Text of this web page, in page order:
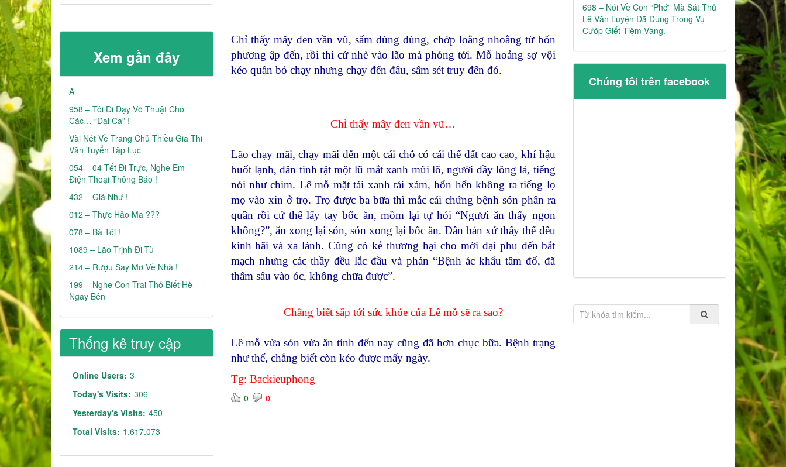
Xem gần đây
A
958 – Tôi Đi Dạy Võ Thuật Cho
Các… “đại Ca” !
Vài Nét Về Trang Chủ Thiều Gia Thi
Văn Tuyển Tập Lục
054 – 04 Tết Đi Trực, Nghe Em
Điện Thoại Thông Báo !
432 – Giá Như !
012 – Thực Hảo Ma ???
078 – Bà Tôi !
1089 – Lão Trịnh Đi Tù
214 – Rượu Say Mơ Về Nhà !
199 – Nghe Con Trai Thở Biết Hè
Ngay Bên
Thống kê truy cập
Online Users: 3
Today's Visits: 306
Yesterday's Visits: 450
Total Visits: 1.617.073
Chỉ thấy mây đen vần vũ, sấm đùng đùng, chớp loằng nhoằng từ bốn
phương ập đến, rồi thì cứ nhè vào lão mà phóng tới. Mỗ hoảng sợ vội
kéo quần bỏ chạy nhưng chạy đến đâu, sấm sét truy đến đó.
Chỉ thấy mây đen vần vũ…
Lão chạy mãi, chạy mãi đến một cái chỗ có cái thế đất cao cao, khí hậu
buốt lạnh, dân tình rặt một lũ mắt xanh mũi lõ, người đầy lông lá, tiếng
nói như chim. Lê mỗ mặt tái xanh tái xám, hổn hển không ra tiếng lọ
mọ vào xin ở trọ. Trọ được ba bữa thì mắc cái chứng bệnh són phân ra
quần rồi cứ thế lấy tay bốc ăn, mồm lại tự hỏi “Ngươi ăn thấy ngon
không?”, ăn xong lại són, són xong lại bốc ăn. Dân bản xứ thấy thế đều
kinh hãi và xa lánh. Cũng có kẻ thương hại cho mời đại phu đến bắt
mạch nhưng các thầy đều lắc đầu và phán “Bệnh ác khẩu tâm đố, đã
thấm sâu vào óc, không chữa được”.
Chẳng biết sắp tới sức khỏe của Lê mỗ sẽ ra sao?
Lê mỗ vừa són vừa ăn tính đến nay cũng đã hơn chục bữa. Bệnh trạng
như thế, chẳng biết còn kéo được mấy ngày.
Tg: Backieuphong
0 0
698 – Nói Về Con “phớ” Mà Sát Thủ
Lê Văn Luyện Đã Dùng Trong Vụ
Cướp Giết Tiệm Vàng.
Chúng tôi trên facebook